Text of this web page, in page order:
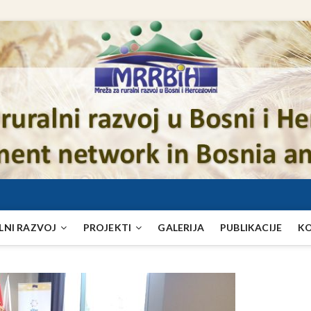
RAZVOJ PROJEKTI GALERIJA PUBLIKACIJE